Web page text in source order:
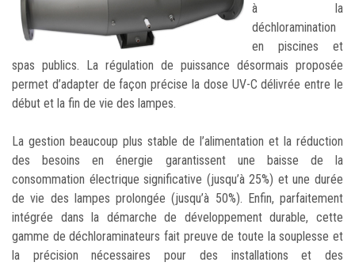
à la
déchloramination
en piscines et
spas publics. La régulation de puissance désormais proposée
permet d’adapter de façon précise la dose UV-C délivrée entre le
début et la fin de vie des lampes.
La gestion beaucoup plus stable de l’alimentation et la réduction
des besoins en énergie garantissent une baisse de la
consommation électrique significative (jusqu’à 25%) et une durée
de vie des lampes prolongée (jusqu’à 50%). Enfin, parfaitement
intégrée dans la démarche de développement durable, cette
gamme de déchloraminateurs fait preuve de toute la souplesse et
la précision nécessaires pour des installations et des